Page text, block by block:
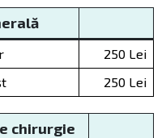
250 Lei
250 Lei
chirurgie